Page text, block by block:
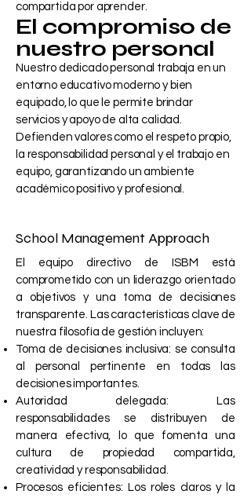
compartida por aprender.
El compromiso de
nuestro personal
Nuestro dedicado personal trabaja en un
entorno educativo moderno y bien
equipado, lo que le permite brindar
servicios y apoyo de alta calidad.
Defienden valores como el respeto propio,
la responsabilidad personal y el trabajo en
equipo, garantizando un ambiente
académico positivo y profesional.
School Management Approach
El equipo directivo de ISBM está
comprometido con un liderazgo orientado
a objetivos y una toma de decisiones
transparente. Las características clave de
nuestra filosofía de gestión incluyen:
Toma de decisiones inclusiva: se consulta
al personal pertinente en todas las
decisiones importantes.
Autoridad delegada: Las
responsabilidades se distribuyen de
manera efectiva, lo que fomenta una
cultura de propiedad compartida,
creatividad y responsabilidad.
Procesos eficientes: Los roles claros y la